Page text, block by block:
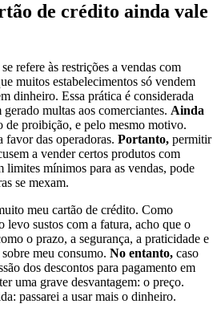
de crédito ainda vale
se refere às restrições a vendas com
muitos estabelecimentos só vendem
dinheiro. Essa prática é considerada
multas aos comerciantes. Ainda
de proibição, e pelo mesmo motivo.
favor das operadoras. Portanto, permitir
a vender certos produtos com
limites mínimos para as vendas, pode
se mexam.
meu cartão de crédito. Como
levo sustos com a fatura, acho que o
o prazo, a segurança, a praticidade e
meu consumo. No entanto, caso
dos descontos para pagamento em
uma grave desvantagem: o preço.
passarei a usar mais o dinheiro.